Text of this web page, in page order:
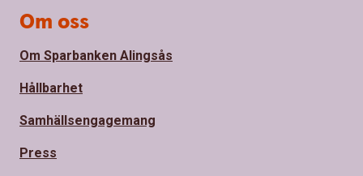
Om oss
Om Sparbanken Alingsås
Hållbarhet
Samhällsengagemang
Press